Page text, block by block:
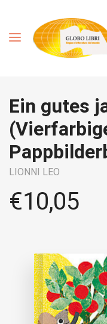
Ein gutes
LIONNI LEO
€10,05